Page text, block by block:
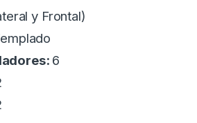
y Frontal)
6